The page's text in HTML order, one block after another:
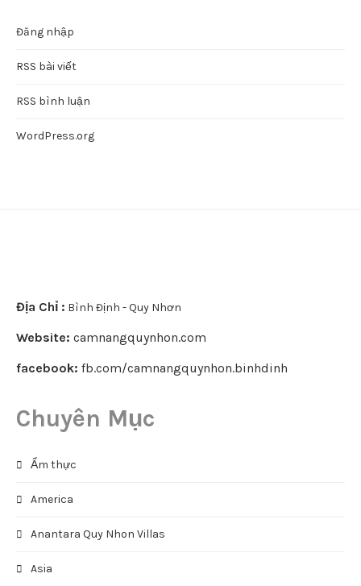
Đăng nhập
RSS bài viết
RSS bình luận
WordPress.org
Địa Chỉ : Bình Định - Quy Nhơn
Website: camnangquynhon.com
facebook: fb.com/camnangquynhon.binhdinh
Chuyên Mục
Ẩm thực
America
Anantara Quy Nhon Villas
Asia